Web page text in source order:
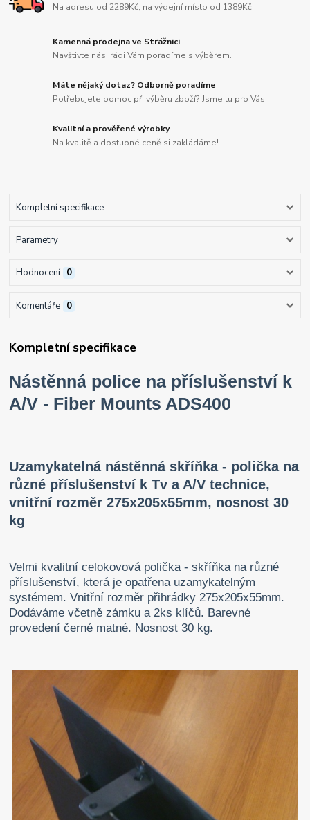
Na adresu od 2289Kč, na výdejní místo od 1389Kč
Kamenná prodejna ve Strážnici
Navštivte nás, rádi Vám poradíme s výběrem.
Máte nějaký dotaz? Odborně poradíme
Potřebujete pomoc při výběru zboží? Jsme tu pro Vás.
Kvalitní a prověřené výrobky
Na kvalitě a dostupné ceně si zakládáme!
Kompletní specifikace
Parametry
Hodnocení 0
Komentáře 0
Kompletní specifikace
Nástěnná police na příslušenství k
A/V - Fiber Mounts ADS400
Uzamykatelná nástěnná skříňka - polička na
různé příslušenství k Tv a A/V technice,
vnitřní rozměr 275x205x55mm, nosnost 30
kg
Velmi kvalitní celokovová polička - skříňka na různé
příslušenství, která je opatřena uzamykatelným
systémem. Vnitřní rozměr přihrádky 275x205x55mm.
Dodáváme včetně zámku a 2ks klíčů. Barevné
provedení černé matné. Nosnost 30 kg.